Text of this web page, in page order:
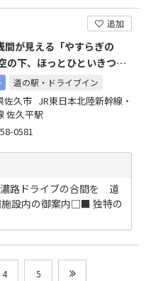
追加
間が見える「やすらぎの
の下、ほっとひといきつい
がでしょうか?
道の駅・ドライブイン
佐久市 JR東日本北陸新幹線・
佐久平駅
0581
路ドライブの合間を 道
設内の御案内□■ 独特の
4 5